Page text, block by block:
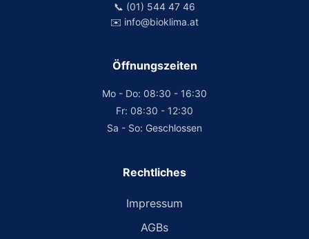
📞 (01) 544 47 46
✉️ info@bioklima.at
Öffnungszeiten
Mo - Do: 08:30 - 16:30
Fr: 08:30 - 12:30
Sa - So: Geschlossen
Rechtliches
Impressum
AGBs